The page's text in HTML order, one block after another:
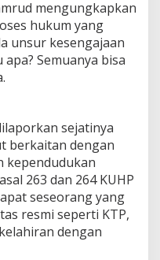
mengungkapkan
hukum yang
unsur kesengajaan
Semuanya bisa
sejatinya
berkaitan dengan
kependudukan
263 dan 264 KUHP
seseorang yang
resmi seperti KTP,
dengan